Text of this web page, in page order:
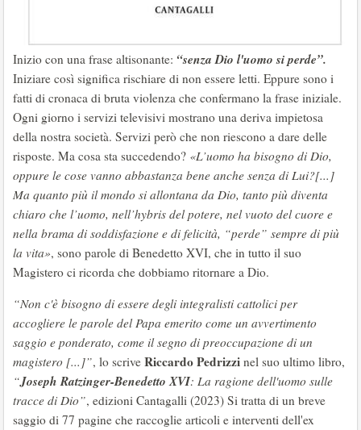
Inizio con una frase altisonante: “senza Dio l'uomo si perde”.
Iniziare così significa rischiare di non essere letti. Eppure sono i
fatti di cronaca di bruta violenza che confermano la frase iniziale.
Ogni giorno i servizi televisivi mostrano una deriva impietosa
della nostra società. Servizi però che non riescono a dare delle
risposte. Ma cosa sta succedendo? «L’uomo ha bisogno di Dio,
oppure le cose vanno abbastanza bene anche senza di Lui?[...]
Ma quanto più il mondo si allontana da Dio, tanto più diventa
chiaro che l’uomo, nell’hybris del potere, nel vuoto del cuore e
nella brama di soddisfazione e di felicità, “perde” sempre di più
la vita», sono parole di Benedetto XVI, che in tutto il suo
Magistero ci ricorda che dobbiamo ritornare a Dio.
“Non c'è bisogno di essere degli integralisti cattolici per
accogliere le parole del Papa emerito come un avvertimento
saggio e ponderato, come il segno di preoccupazione di un
magistero [...]”, lo scrive Riccardo Pedrizzi nel suo ultimo libro,
“Joseph Ratzinger-Benedetto XVI: La ragione dell'uomo sulle
tracce di Dio”, edizioni Cantagalli (2023) Si tratta di un breve
saggio di 77 pagine che raccoglie articoli e interventi dell'ex